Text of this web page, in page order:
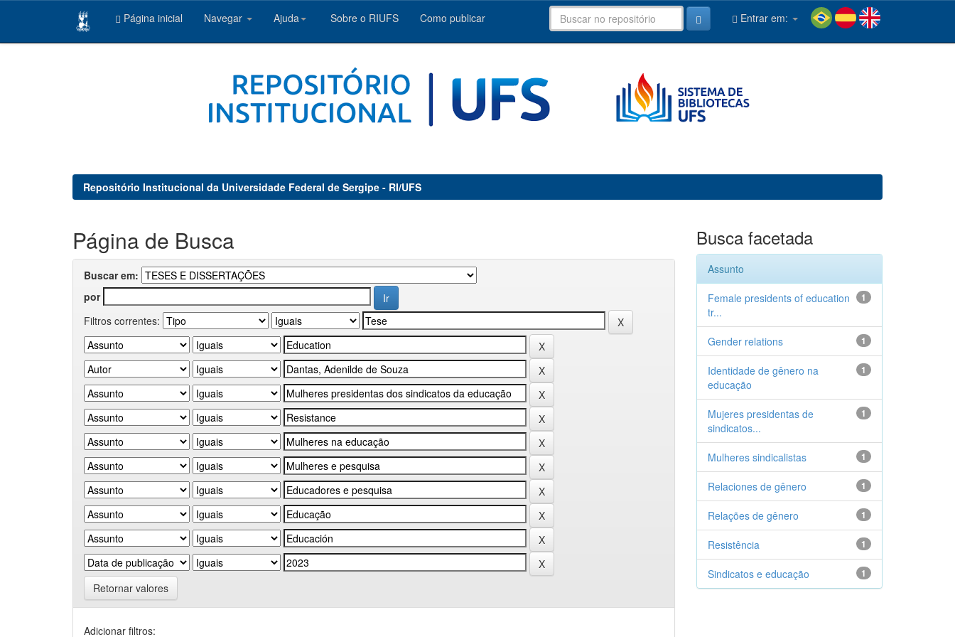
Página inicial Navegar Ajuda Sobre o RIUFS Como publicar Entrar em:
Repositório Institucional da Universidade Federal de Sergipe - RI/UFS
Página de Busca
Buscar em:
por
Filtros correntes:
Retornar valores
Adicionar filtros:
Busca facetada
Assunto
1
Female presidents of education
tr...
1
Gender relations
1
Identidade de gênero na
educação
1
Mujeres presidentas de
sindicatos...
1
Mulheres sindicalistas
1
Relaciones de gênero
1
Relações de gênero
1
Resistência
1
Sindicatos e educação